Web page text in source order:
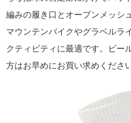
編みの履き口とオープンメッシ
マウンテンバイクやグラベルラ
クティビティに最適です。ビー
方はお早めにお買い求めくださ